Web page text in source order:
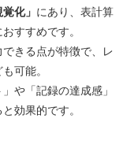
化」 にあり、表計算
すすめです。
きる点が特徴で、レ
可能。
や「記録の達成感」
効果的です。